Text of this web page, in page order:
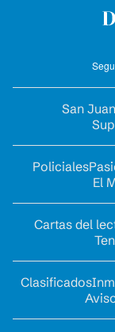
San Juan
Policiales
El
Cartas del
Clasificados